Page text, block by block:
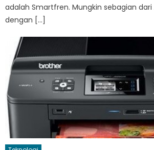
adalah Smartfren. Mungkin sebagian
dengan […]